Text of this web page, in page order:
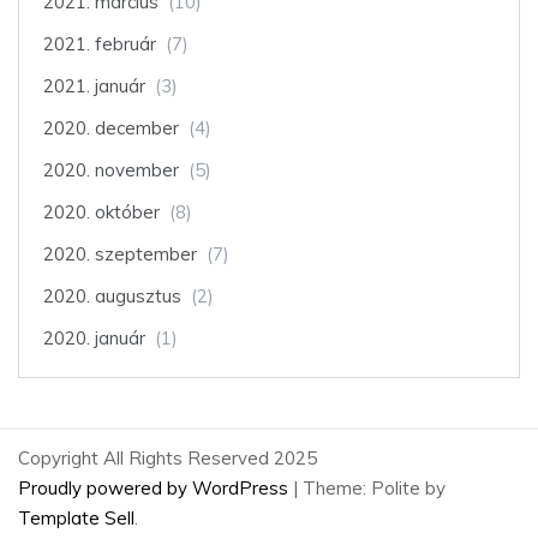
2021. február (7)
2021. január (3)
2020. december (4)
2020. november (5)
2020. október (8)
2020. szeptember (7)
2020. augusztus (2)
2020. január (1)
Copyright All Rights Reserved 2025
Proudly powered by WordPress | Theme: Polite by
Template Sell